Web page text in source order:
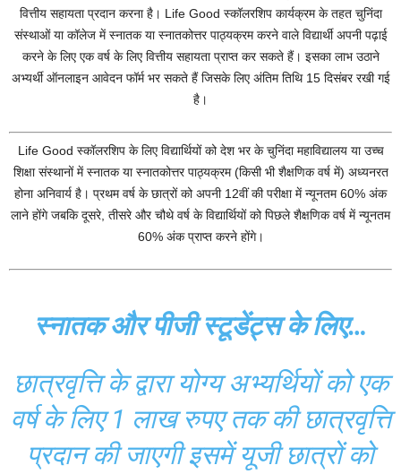
वित्तीय सहायता प्रदान करना है। Life Good स्कॉलरशिप कार्यक्रम के तहत चुनिंदा
संस्थाओं या कॉलेज में स्नातक या स्नातकोत्तर पाठ्यक्रम करने वाले विद्यार्थी अपनी पढ़ाई
करने के लिए एक वर्ष के लिए वित्तीय सहायता प्राप्त कर सकते हैं। इसका लाभ उठाने
अभ्यर्थी ऑनलाइन आवेदन फॉर्म भर सकते हैं जिसके लिए अंतिम तिथि 15 दिसंबर रखी गई
है।
Life Good स्कॉलरशिप के लिए विद्यार्थियों को देश भर के चुनिंदा महाविद्यालय या उच्च
शिक्षा संस्थानों में स्नातक या स्नातकोत्तर पाठ्यक्रम (किसी भी शैक्षणिक वर्ष में) अध्यनरत
होना अनिवार्य है। प्रथम वर्ष के छात्रों को अपनी 12वीं की परीक्षा में न्यूनतम 60% अंक
लाने होंगे जबकि दूसरे, तीसरे और चौथे वर्ष के विद्यार्थियों को पिछले शैक्षणिक वर्ष में न्यूनतम
60% अंक प्राप्त करने होंगे।
स्नातक और पीजी स्टूडेंट्स के लिए…
छात्रवृत्ति के द्वारा योग्य अभ्यर्थियों को एक
वर्ष के लिए 1 लाख रुपए तक की छात्रवृत्ति
प्रदान की जाएगी इसमें यूजी छात्रों को